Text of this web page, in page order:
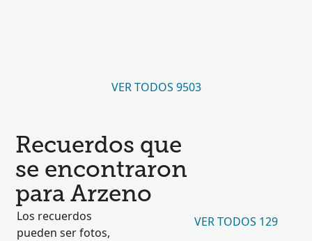
VER TODOS 9503
Recuerdos que
se encontraron
para Arzeno
Los recuerdos
pueden ser fotos,
VER TODOS 129